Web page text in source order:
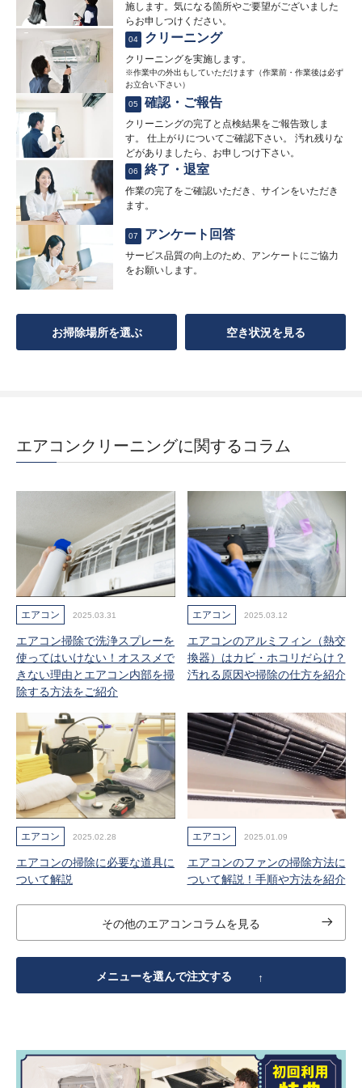
施します。気になる箇所やご要望がございました
らお申しつけください。
04 クリーニング
クリーニングを実施します。
※作業中の外出もしていただけます（作業前・作業後は必ず
お立合い下さい）
05 確認・ご報告
クリーニングの完了と点検結果をご報告致しま
す。 仕上がりについてご確認下さい。 汚れ残りな
どがありましたら、お申しつけ下さい。
06 終了・退室
作業の完了をご確認いただき、サインをいただき
ます。
07 アンケート回答
サービス品質の向上のため、アンケートにご協力
をお願いします。
お掃除場所を選ぶ 空き状況を見る
エアコンクリーニングに関するコラム
エアコン 2025.03.31
エアコン掃除で洗浄スプレーを
使ってはいけない！オススメで
きない理由とエアコン内部を掃
除する方法をご紹介
エアコン 2025.03.12
エアコンのアルミフィン（熱交
換器）はカビ・ホコリだらけ？
汚れる原因や掃除の仕方を紹介
エアコン 2025.02.28
エアコンの掃除に必要な道具に
ついて解説
エアコン 2025.01.09
エアコンのファンの掃除方法に
ついて解説！手順や方法を紹介
その他のエアコンコラムを見る
メニューを選んで注文する